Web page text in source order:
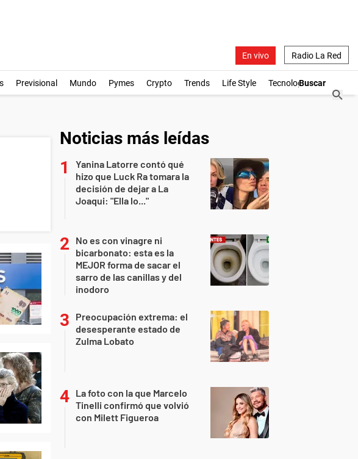
En vivo Radio La Red
Previsional Mundo Pymes Crypto Trends Life Style Tecnología
Noticias más leídas
Yanina Latorre contó qué
hizo que Luck Ra tomara la
decisión de dejar a La
Joaqui: "Ella lo..."
No es con vinagre ni
bicarbonato: esta es la
MEJOR forma de sacar el
sarro de las canillas y del
inodoro
Preocupación extrema: el
desesperante estado de
Zulma Lobato
La foto con la que Marcelo
Tinelli confirmó que volvió
con Milett Figueroa